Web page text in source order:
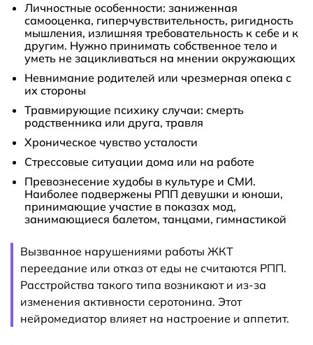
Личностные особенности: заниженная
самооценка, гиперчувствительность, ригидность
мышления, излишняя требовательность к себе и к
другим. Нужно принимать собственное тело и
уметь не зацикливаться на мнении окружающих
Невнимание родителей или чрезмерная опека с
их стороны
Травмирующие психику случаи: смерть
родственника или друга, травля
Хроническое чувство усталости
Стрессовые ситуации дома или на работе
Превознесение худобы в культуре и СМИ.
Наиболее подвержены РПП девушки и юноши,
принимающие участие в показах мод,
занимающиеся балетом, танцами, гимнастикой
Вызванное нарушениями работы ЖКТ
переедание или отказ от еды не считаются РПП.
Расстройства такого типа возникают и из-за
изменения активности серотонина. Этот
нейромедиатор влияет на настроение и аппетит.